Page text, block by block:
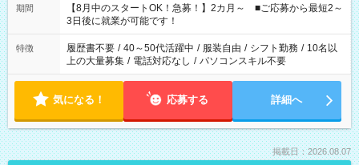
「できれば残業はしたくない」 など、ご希望を教えてください
ね。 ※Wワーク希望の方へ 今ご覧のお仕事で希望する勤務時間
と、もう1つのお仕事の勤務時間。 合計で週40時間を超える場
合は応募できません。
期間
【8月中のスタートOK！急募！】2カ月～ ■ご応募から最短2～
3日後に就業が可能です！
特徴 履歴書不要 / 40～50代活躍中 / 服装自由 / シフト勤務 / 10名以
上の大量募集 / 電話対応なし / パソコンスキル不要
気になる！ 応募する 詳細へ
掲載日：2026.08.07